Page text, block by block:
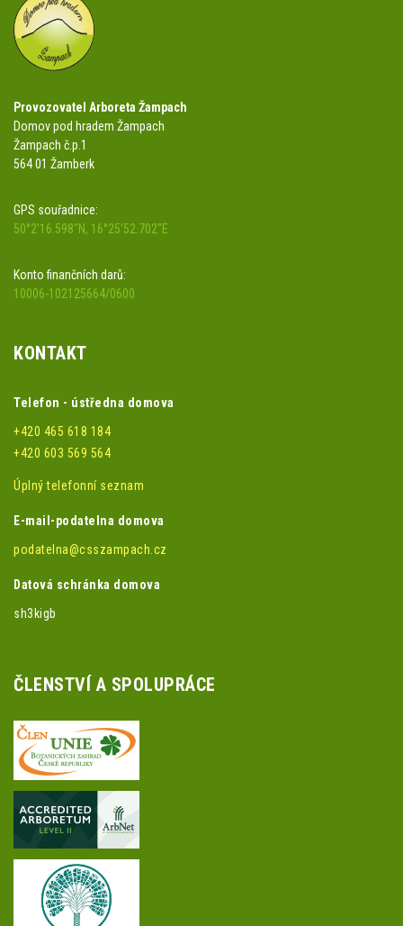
Provozovatel Arboreta Žampach
Domov pod hradem Žampach
Žampach č.p.1
564 01 Žamberk
GPS souřadnice:
50°2'16.598"N, 16°25'52.702"E
Konto finančních darů:
10006-102125664/0600
KONTAKT
Telefon - ústředna domova
+420 465 618 184
+420 603 569 564
Úplný telefonní seznam
E-mail-podatelna domova
podatelna@csszampach.cz
Datová schránka domova
sh3kigb
ČLENSTVÍ A SPOLUPRÁCE